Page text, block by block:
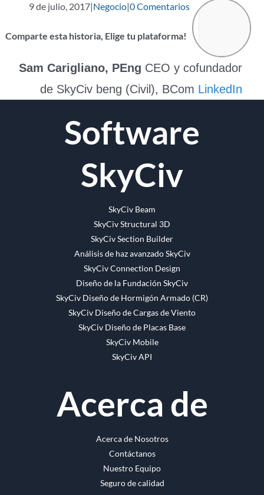
Sam Carigliano, PEng CEO y cofundador
de SkyCiv beng (Civil), BCom LinkedIn
9 de julio, 2017|Negocio|0 Comentarios
Comparte esta historia, Elige tu plataforma!
Facebook
Gorjeo
Reddit
LinkedIn
WhatsApp
Tumblr
Pinterest
Vk
Email
Software
SkyCiv
SkyCiv Beam
SkyCiv Structural 3D
SkyCiv Section Builder
Análisis de haz avanzado SkyCiv
SkyCiv Connection Design
Diseño de la Fundación SkyCiv
SkyCiv Diseño de Hormigón Armado (CR)
SkyCiv Diseño de Cargas de Viento
SkyCiv Diseño de Placas Base
SkyCiv Mobile
SkyCiv API
Acerca de
Acerca de Nosotros
Contáctanos
Nuestro Equipo
Seguro de calidad